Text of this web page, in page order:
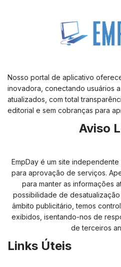
Nosso portal de aplicativo
inovadora, conectando usuários
atualizados, com total
editorial e sem cobranças para
Aviso
EmpDay é um site
para aprovação de serviços.
para manter as informações
possibilidade de
âmbito publicitário, temos
exibidos, isentando-nos de
de terceiros
Links Úteis